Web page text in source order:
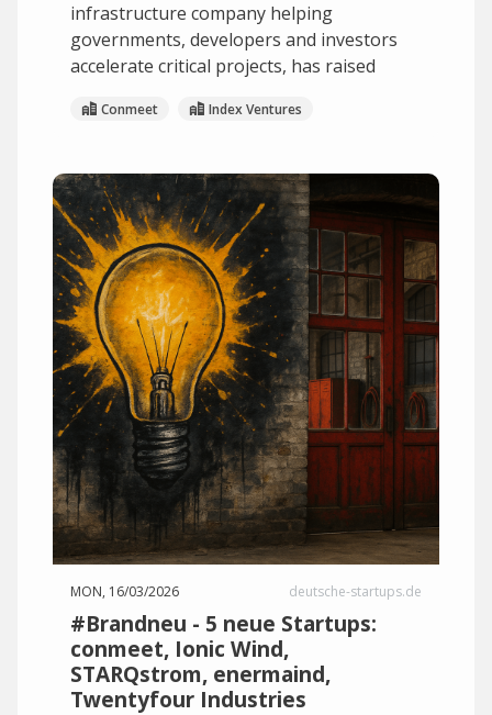
infrastructure company helping
governments, developers and investors
accelerate critical projects, has raised
Conmeet Index Ventures
MON, 16/03/2026 deutsche-startups.de
#Brandneu - 5 neue Startups:
conmeet, Ionic Wind,
STARQstrom, enermaind,
Twentyfour Industries